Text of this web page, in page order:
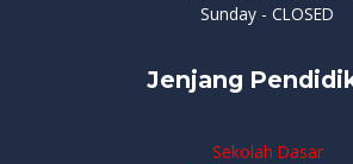
Sunday - CLOSED
Jenjang
Sekolah Dasar